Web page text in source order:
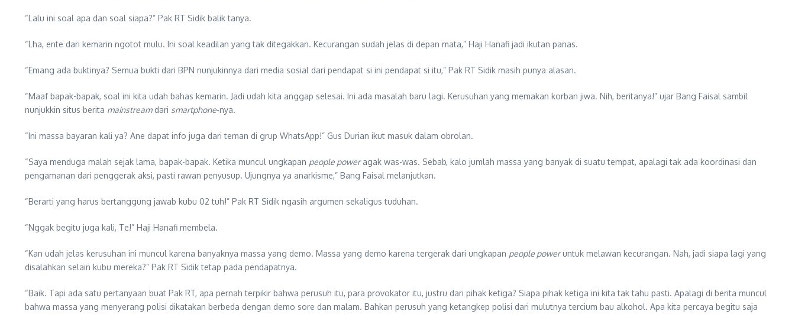
“Lalu ini soal apa dan soal siapa?” Pak RT Sidik balik tanya.
“Lha, ente dari kemarin ngotot mulu. Ini soal keadilan yang tak ditegakkan. Kecurangan sudah jelas di depan mata,” Haji Hanafi jadi ikutan panas.
“Emang ada buktinya? Semua bukti dari BPN nunjukinnya dari media sosial dari pendapat si ini pendapat si itu,” Pak RT Sidik masih punya alasan.
“Maaf bapak-bapak, soal ini kita udah bahas kemarin. Jadi udah kita anggap selesai. Ini ada masalah baru lagi. Kerusuhan yang memakan korban jiwa. Nih, beritanya!” ujar Bang Faisal sambil
nunjukkin situs berita mainstreamdari smartphone-nya.
“Ini massa bayaran kali ya? Ane dapat info juga dari teman di grup WhatsApp!” Gus Durian ikut masuk dalam obrolan.
“Saya menduga malah sejak lama, bapak-bapak. Ketika muncul ungkapan people poweragak was-was. Sebab, kalo jumlah massa yang banyak di suatu tempat, apalagi tak ada koordinasi dan
pengamanan dari penggerak aksi, pasti rawan penyusup. Ujungnya ya anarkisme,” Bang Faisal melanjutkan.
“Berarti yang harus bertanggung jawab kubu 02 tuh!” Pak RT Sidik ngasih argumen sekaligus tuduhan.
“Nggak begitu juga kali, Te!” Haji Hanafi membela.
“Kan udah jelas kerusuhan ini muncul karena banyaknya massa yang demo. Massa yang demo karena tergerak dari ungkapan people poweruntuk melawan kecurangan. Nah, jadi siapa lagi yang
disalahkan selain kubu mereka?” Pak RT Sidik tetap pada pendapatnya.
“Baik. Tapi ada satu pertanyaan buat Pak RT, apa pernah terpikir bahwa perusuh itu, para provokator itu, justru dari pihak ketiga? Siapa pihak ketiga ini kita tak tahu pasti. Apalagi di berita muncul
bahwa massa yang menyerang polisi dikatakan berbeda dengan demo sore dan malam. Bahkan perusuh yang ketangkep polisi dari mulutnya tercium bau alkohol. Apa kita percaya begitu saja